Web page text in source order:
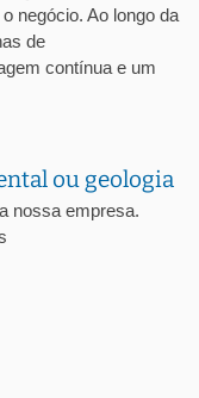
negócio. Ao longo da
de
contínua e um
ou geologia
nossa empresa.